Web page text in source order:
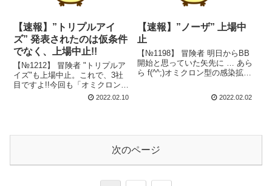
【速報】”トリプルアイ
ズ” 発表されたのは仮条件
でなく、上場中止!!
【№1212】 冒険者 "トリプルア
イズ"も上場中止。これで、3社
目ですよ!!今回も「オミクロン型
の感染拡大・株式市場の動向」
は、"トリプルアイズ...
2022.02.10
【速報】”ノーザ” 上場中
止
【№1198】 冒険者 明日からBB
開始と思っていた矢先に … あら
ら f(^^;)オミクロン型の感染拡
4月は上場中止が18社もあっ2022.02.02
次のページ